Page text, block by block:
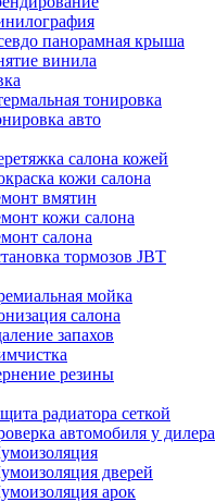
панорамная крыша
винила
тонировка
авто
салона кожей
кожи салона
вмятин
кожи салона
салона
тормозов JBT
мойка
салона
запахов
резины
радиатора сеткой
автомобиля у дилера
дверей
арок